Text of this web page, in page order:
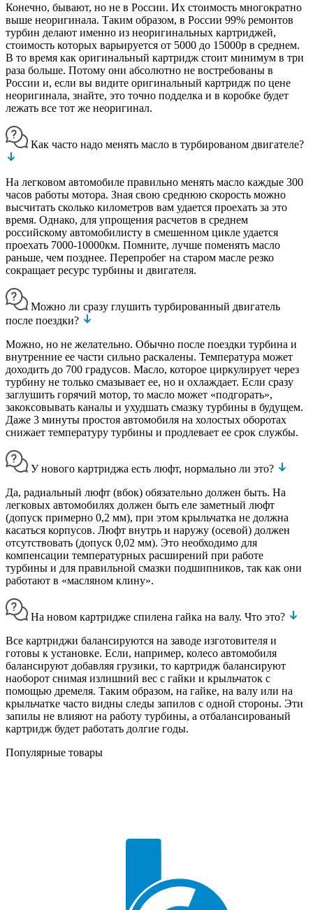
Конечно, бывают, но не в России. Их стоимость многократно
выше неоригинала. Таким образом, в России 99% ремонтов
турбин делают именно из неоригинальных картриджей,
стоимость которых варьируется от 5000 до 15000р в среднем.
В то время как оригинальный картридж стоит минимум в три
раза больше. Потому они абсолютно не востребованы в
России и, если вы видите оригинальный картридж по цене
неоригинала, знайте, это точно подделка и в коробке будет
лежать все тот же неоригинал.
Как часто надо менять масло в турбированом двигателе?
На легковом автомобиле правильно менять масло каждые 300
часов работы мотора. Зная свою среднюю скорость можно
высчитать сколько километров вам удается проехать за это
время. Однако, для упрощения расчетов в среднем
российскому автомобилисту в смешенном цикле удается
проехать 7000-10000км. Помните, лучше поменять масло
раньше, чем позднее. Перепробег на старом масле резко
сокращает ресурс турбины и двигателя.
Можно ли сразу глушить турбированный двигатель
после поездки?
Можно, но не желательно. Обычно после поездки турбина и
внутренние ее части сильно раскалены. Температура может
доходить до 700 градусов. Масло, которое циркулирует через
турбину не только смазывает ее, но и охлаждает. Если сразу
заглушить горячий мотор, то масло может «подгорать»,
закоксовывать каналы и ухудшать смазку турбины в будущем.
Даже 3 минуты простоя автомобиля на холостых оборотах
снижает температуру турбины и продлевает ее срок службы.
У нового картриджа есть люфт, нормально ли это?
Да, радиальный люфт (вбок) обязательно должен быть. На
легковых автомобилях должен быть еле заметный люфт
(допуск примерно 0,2 мм), при этом крыльчатка не должна
касаться корпусов. Люфт внутрь и наружу (осевой) должен
отсутствовать (допуск 0,02 мм). Это необходимо для
компенсации температурных расширений при работе
турбины и для правильной смазки подшипников, так как они
работают в «масляном клину».
На новом картридже спилена гайка на валу. Что это?
Все картриджи балансируются на заводе изготовителя и
готовы к установке. Если, например, колесо автомобиля
балансируют добавляя грузики, то картридж балансируют
наоборот снимая излишний вес с гайки и крыльчаток с
помощью дремеля. Таким образом, на гайке, на валу или на
крыльчатке часто видны следы запилов с одной стороны. Эти
запилы не влияют на работу турбины, а отбалансированый
картридж будет работать долгие годы.
Популярные товары